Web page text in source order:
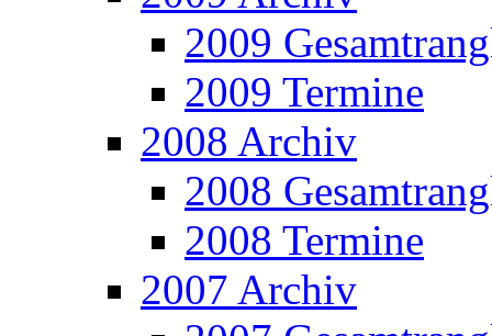
2009
2009 Termine
2008 Archiv
2008
2008 Termine
2007 Archiv